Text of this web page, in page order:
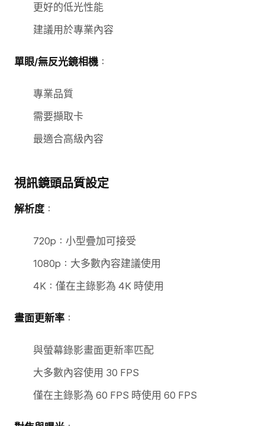
更好的低光性能
建議用於專業內容
單眼/無反光鏡相機 ：
專業品質
需要擷取卡
最適合高級內容
視訊鏡頭品質設定
解析度 ：
720p：小型疊加可接受
1080p：大多數內容建議使用
4K：僅在主錄影為 4K 時使用
畫面更新率 ：
與螢幕錄影畫面更新率匹配
大多數內容使用 30 FPS
僅在主錄影為 60 FPS 時使用 60 FPS